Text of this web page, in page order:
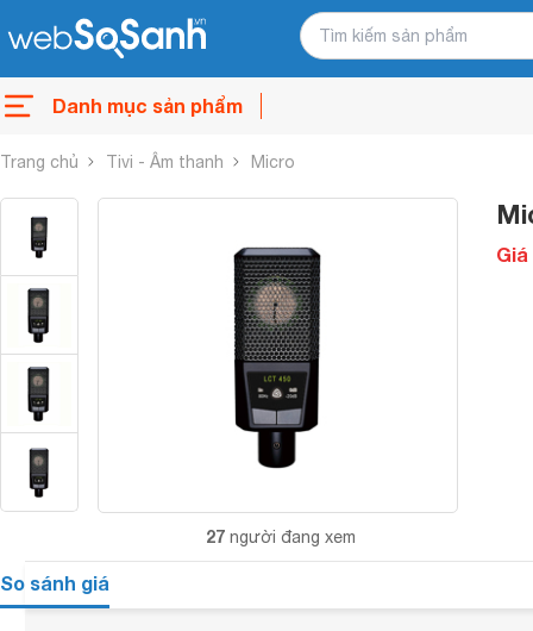
Danh mục sản phẩm
Trang chủ Tivi - Âm thanh Micro
27 người đang xem
Giá
So sánh giá